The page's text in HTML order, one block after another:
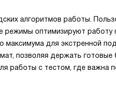
алгоритмов работы.
режимы оптимизируют работу
для экстренной
позволяя держать
работы с тестом, где важна